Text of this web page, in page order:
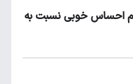
هم احساس خوبی نسبت به